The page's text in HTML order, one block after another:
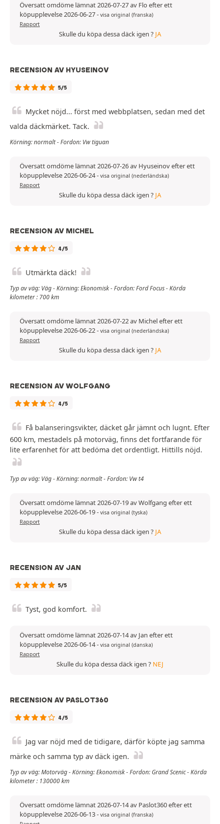
Översatt omdöme lämnat 2026-07-27 av Flo efter ett
köpupplevelse 2026-06-27- visa original (franska)
Rapport
Skulle du köpa dessa däck igen ? JA
RECENSION AV HYUSEINOV
5/5
Mycket nöjd... först med webbplatsen, sedan med det
valda däckmärket. Tack.
Körning: normalt - Fordon: Vw tiguan
Översatt omdöme lämnat 2026-07-26 av Hyuseinov efter ett
köpupplevelse 2026-06-24- visa original (nederländska)
Rapport
Skulle du köpa dessa däck igen ? JA
RECENSION AV MICHEL
4/5
Utmärkta däck!
Typ av väg: Väg - Körning: Ekonomisk - Fordon: Ford Focus - Körda
kilometer : 700 km
Översatt omdöme lämnat 2026-07-22 av Michel efter ett
köpupplevelse 2026-06-22- visa original (nederländska)
Rapport
Skulle du köpa dessa däck igen ? JA
RECENSION AV WOLFGANG
4/5
Få balanseringsvikter, däcket går jämnt och lugnt. Efter
600 km, mestadels på motorväg, finns det fortfarande för
lite erfarenhet för att bedöma det ordentligt. Hittills nöjd.
Typ av väg: Väg - Körning: normalt - Fordon: Vw t4
Översatt omdöme lämnat 2026-07-19 av Wolfgang efter ett
köpupplevelse 2026-06-19- visa original (tyska)
Rapport
Skulle du köpa dessa däck igen ? JA
RECENSION AV JAN
5/5
Tyst, god komfort.
Översatt omdöme lämnat 2026-07-14 av Jan efter ett
köpupplevelse 2026-06-14- visa original (danska)
Rapport
Skulle du köpa dessa däck igen ? NEJ
RECENSION AV PASLOT360
4/5
Jag var nöjd med de tidigare, därför köpte jag samma
märke och samma typ av däck igen.
Typ av väg: Motorväg - Körning: Ekonomisk - Fordon: Grand Scenic - Körda
kilometer : 130000 km
Översatt omdöme lämnat 2026-07-14 av Paslot360 efter ett
köpupplevelse 2026-06-13- visa original (franska)